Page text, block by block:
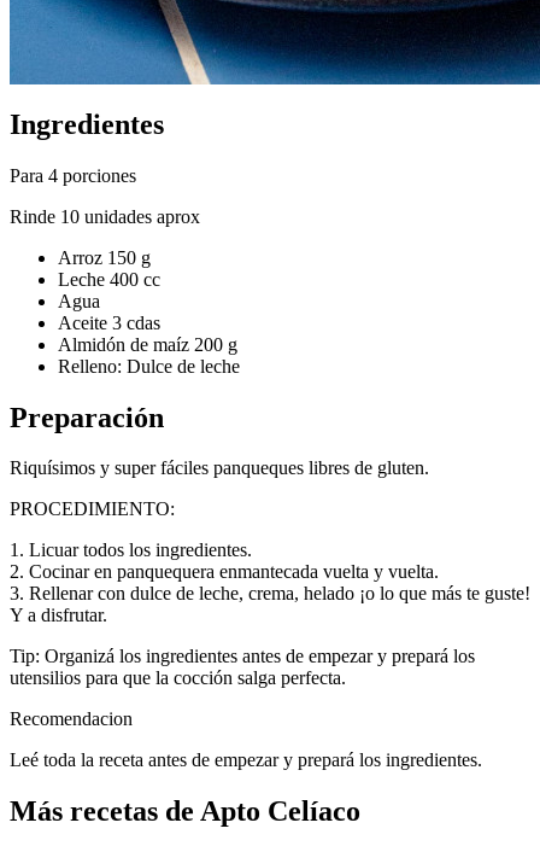
Ingredientes
Para 4 porciones
Rinde 10 unidades aprox
Arroz 150 g
Leche 400 cc
Agua
Aceite 3 cdas
Almidón de maíz 200 g
Relleno: Dulce de leche
Preparación
Riquísimos y super fáciles panqueques libres de gluten.
PROCEDIMIENTO:
1. Licuar todos los ingredientes.
2. Cocinar en panquequera enmantecada vuelta y vuelta.
3. Rellenar con dulce de leche, crema, helado ¡o lo que más te guste!
Y a disfrutar.
Tip: Organizá los ingredientes antes de empezar y prepará los
utensilios para que la cocción salga perfecta.
Recomendacion
Leé toda la receta antes de empezar y prepará los ingredientes.
Más recetas de Apto Celíaco